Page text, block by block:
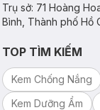
Trụ sở: 71 Hoàng
Bình, Thành phố Hồ
TOP TÌM KIẾM
Kem Chống Nắng
Kem Dưỡng Ẩm